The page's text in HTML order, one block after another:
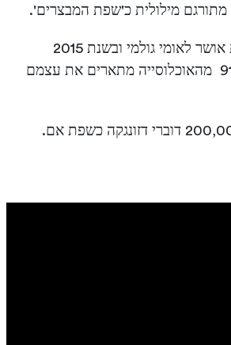
מתורגם מילולית כ'שפת המבצרים'.
בְּהוּטָאן מודדת אושר לאומי גולמי ובשנת 2015
נמצא כי, 91.2% מהאוכלוסייה מתארים את עצמם